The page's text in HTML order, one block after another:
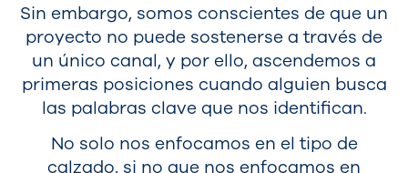
Sin embargo, somos conscientes de que un
proyecto no puede sostenerse a través de
un único canal, y por ello, ascendemos a
primeras posiciones cuando alguien busca
las palabras clave que nos identifican.
No solo nos enfocamos en el tipo de
calzado, si no que nos enfocamos en